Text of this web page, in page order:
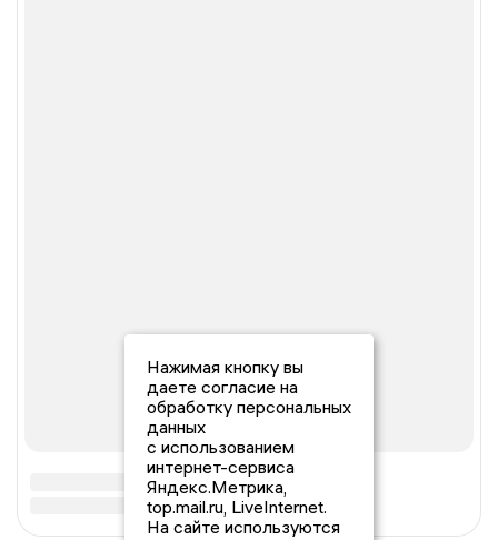
Нажимая кнопку вы
даете согласие на
обработку персональных
данных
с использованием
интернет-сервиса
Яндекс.Метрика,
top.mail.ru, LiveInternet.
На сайте используются